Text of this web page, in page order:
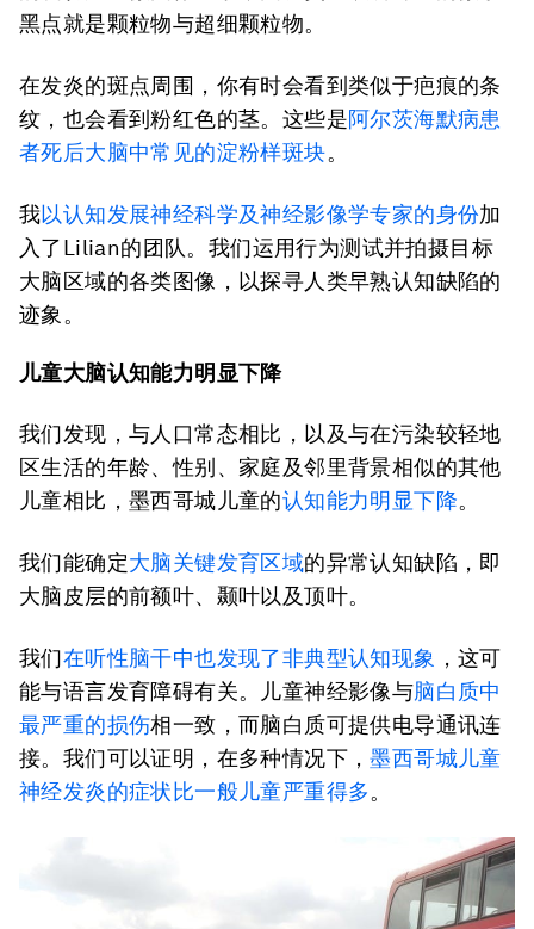
黑点就是颗粒物与超细颗粒物。
在发炎的斑点周围，你有时会看到类似于疤痕的条
纹，也会看到粉红色的茎。这些是阿尔茨海默病患
者死后大脑中常见的淀粉样斑块。
我以认知发展神经科学及神经影像学专家的身份加
入了Lilian的团队。我们运用行为测试并拍摄目标
大脑区域的各类图像，以探寻人类早熟认知缺陷的
迹象。
儿童大脑认知能力明显下降
我们发现，与人口常态相比，以及与在污染较轻地
区生活的年龄、性别、家庭及邻里背景相似的其他
儿童相比，墨西哥城儿童的认知能力明显下降。
我们能确定大脑关键发育区域的异常认知缺陷，即
大脑皮层的前额叶、颞叶以及顶叶。
我们在听性脑干中也发现了非典型认知现象 ，这可
能与语言发育障碍有关。儿童神经影像与脑白质中
最严重的损伤相一致，而脑白质可提供电导通讯连
接。我们可以证明，在多种情况下，墨西哥城儿童
神经发炎的症状比一般儿童严重得多。